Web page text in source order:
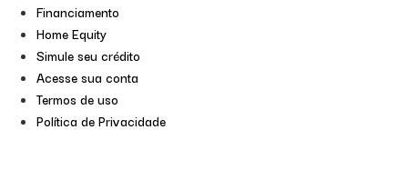
Financiamento
Home Equity
Simule seu crédito
Acesse sua conta
Termos de uso
Política de Privacidade